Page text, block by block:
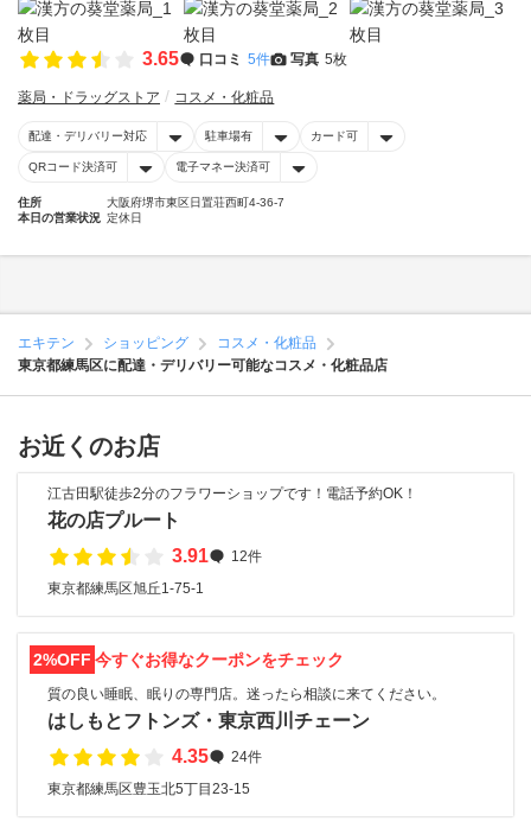
3.65 口コミ 5件 写真 5枚
薬局・ドラッグストア コスメ・化粧品
配達・デリバリー対応 駐車場有 カード可
QRコード決済可 電子マネー決済可
住所
大阪府堺市東区日置荘西町4-36-7
本日の営業状況 定休日
エキテン ショッピング
コスメ・化粧品
東京都練馬区に配達・デリバリー可能なコスメ・化粧品店
お近くのお店
江古田駅徒歩2分のフラワーショップです！電話予約OK！
花の店プルート
3.91
12件
東京都練馬区旭丘1-75-1
2%OFF 今すぐお得なクーポンをチェック
質の良い睡眠、眠りの専門店。迷ったら相談に来てください。
はしもとフトンズ・東京西川チェーン
4.35
24件
東京都練馬区豊玉北5丁目23-15